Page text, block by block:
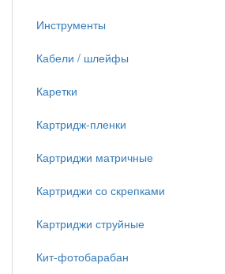
Инструменты
Кабели / шлейфы
Каретки
Картридж-пленки
Картриджи матричные
Картриджи со скрепками
Картриджи струйные
Кит-фотобарабан